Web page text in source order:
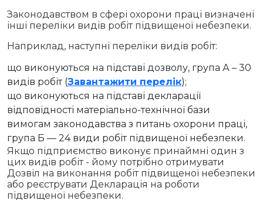
Законодавством в сфері охорони праці визначені
інші переліки видів робіт підвищеної небезпеки.
Наприклад, наступні переліки видів робіт:
що виконуються на підставі дозволу, група А – 30
видів робіт (Завантажити перелік);
що виконуються на підставі декларації
відповідності матеріально-технічної бази
вимогам законодавства з питань охорони праці,
група Б — 24 види робіт підвищеної небезпеки.
Якщо підприємство виконує принаймні один з
цих видів робіт - йому потрібно отримувати
Дозвіл на виконання робіт підвищеної небезпеки
або реєструвати Декларація на роботи
підвищеної небезпеки.